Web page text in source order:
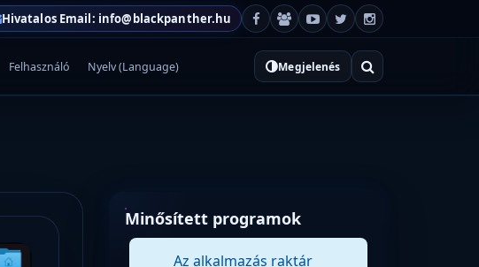
Hivatalos Email: info@blackpanther.hu
Felhasználó Nyelv (Language) Megjelenés
Minősített programok
Az alkalmazás raktár